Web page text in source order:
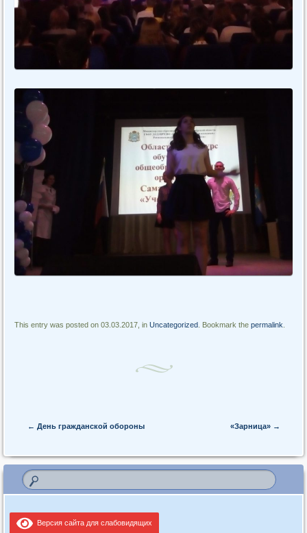
This entry was posted on 03.03.2017, inUncategorized . Bookmark thepermalink
Post navigation
← День гражданской обороны «Зарница» →
Версия сайта для слабовидящих